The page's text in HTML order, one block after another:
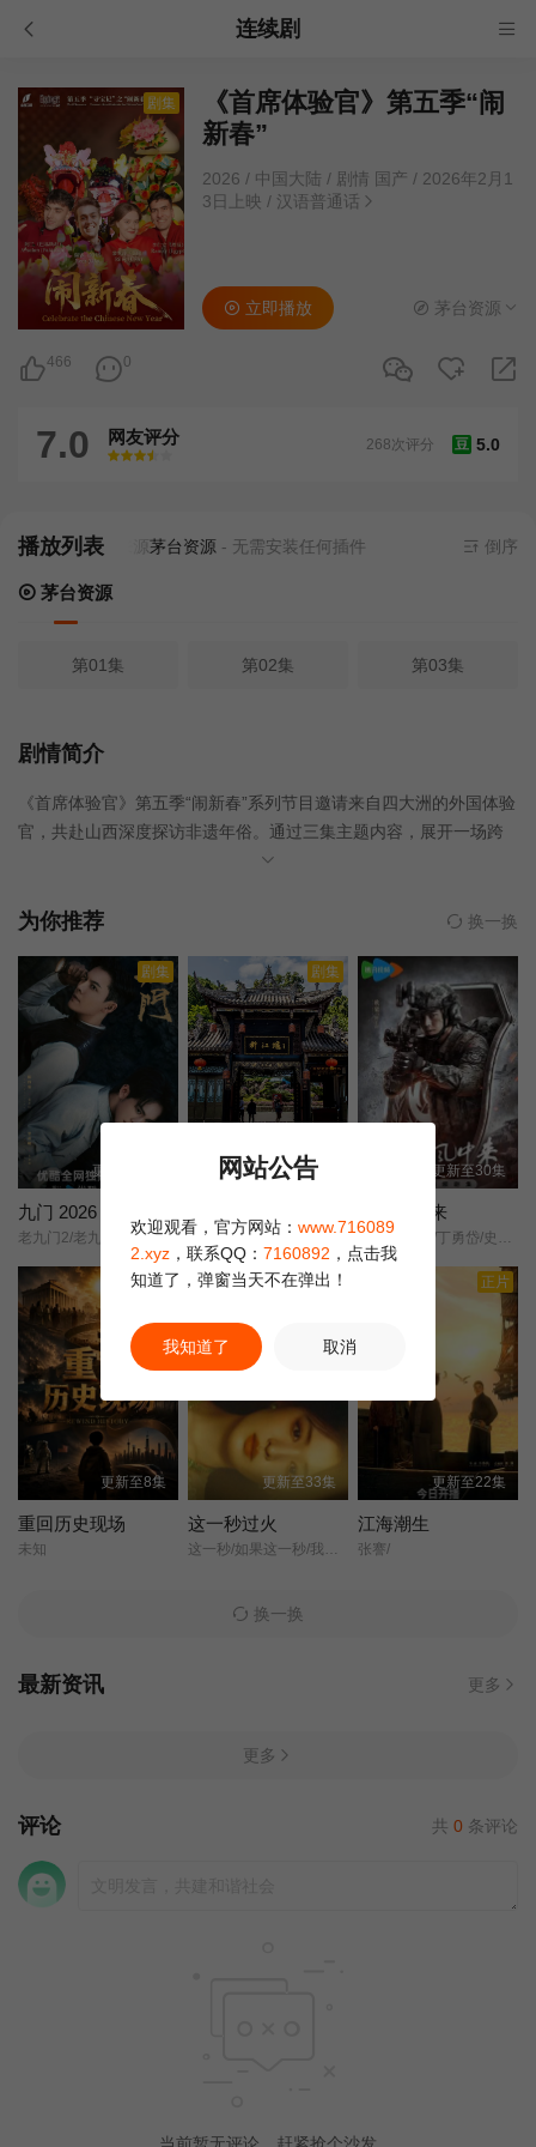
连续剧
剧集
《首席体验官》第五季“闹
新春”
2026 / 中国大陆 / 剧情 国产 / 2026年2月1
3日上映 / 汉语普通话
466 0
立即播放 茅台资源
7.0 网友评分
很差
较差还行推荐力荐
豆 5.0
268次评分
播放列表
当前资源来源 茅台资源- 无需安装任何插件 倒序
茅台资源
第01集 第02集 第03集
剧情简介
《首席体验官》第五季“闹新春”系列节目邀请来自四大洲的外国体验
官，共赴山西深度探访非遗年俗。通过三集主题内容，展开一场跨
越文化的春节之旅：《寻龙记》：探访山西晋城陵川平城纸龙非遗
传说，看双龙一年一度相会，感受融于民俗的中式浪漫，读懂刻在
城高平的 “社火超市”，沉浸体验民间社火，欢乐无限，从外国友人
对社火技艺的好奇尝试，到对中国传统文化的认同与喜爱，片子生
动诠释了文化无国界，社火这一古老的非遗项目，正以开放的姿
态，向世界传递着中国春节的温暖与活力。《春节“馍”样》：手捏浪
漫，烟火传情，沉浸式体验了地道的中国...
为你推荐 换一换
剧集
更新至15集
九门 2026
老九门2/老九门贰/
剧集
全10集
未知
更新至30集
兵自风中来
欧豪/蓝盈莹/丁勇岱/史兰芽/
剧集
更新至8集
重回历史现场
未知
正片
更新至33集
这一秒过火
正片
更新至22集
江海潮生
张謇/
换一换
最新资讯 更多
更多
评论 共 0 条评论
当前暂无评论，赶紧抢个沙发
网站公告
欢迎观看，官方网站： www.716089
2.xyz ，联系QQ： 7160892 ，点击我
知道了，弹窗当天不在弹出！
我知道了 取消